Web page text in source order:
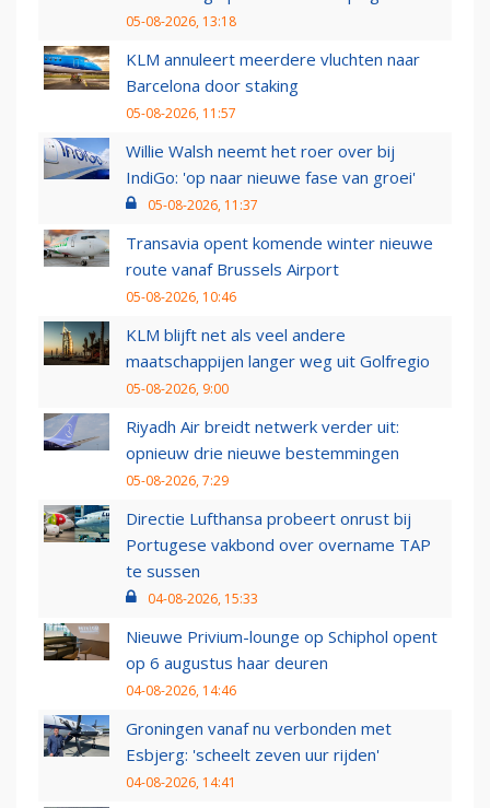
05-08-2026, 13:18
KLM annuleert meerdere vluchten naar
Barcelona door staking
05-08-2026, 11:57
Willie Walsh neemt het roer over bij
IndiGo: 'op naar nieuwe fase van groei'
05-08-2026, 11:37
Transavia opent komende winter nieuwe
route vanaf Brussels Airport
05-08-2026, 10:46
KLM blijft net als veel andere
maatschappijen langer weg uit Golfregio
05-08-2026, 9:00
Riyadh Air breidt netwerk verder uit:
opnieuw drie nieuwe bestemmingen
05-08-2026, 7:29
Directie Lufthansa probeert onrust bij
Portugese vakbond over overname TAP
te sussen
04-08-2026, 15:33
Nieuwe Privium-lounge op Schiphol opent
op 6 augustus haar deuren
04-08-2026, 14:46
Groningen vanaf nu verbonden met
Esbjerg: 'scheelt zeven uur rijden'
04-08-2026, 14:41